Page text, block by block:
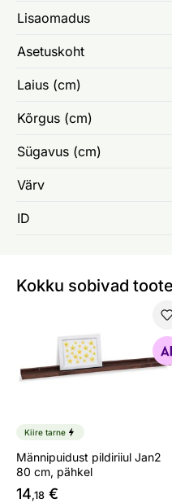
Lisaomadus
Asetuskoht
Laius (cm)
Kõrgus (cm)
Sügavus (cm)
Värv
ID
Kokku sobivad
Männipuidust pildiriiul
Otsi sarnaseid
Kiire tarne
Männipuidust pildiriiul Jan2
80 cm, pähkel
14,18 €